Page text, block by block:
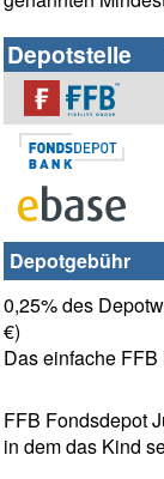
Depotstelle
Depotgebühr
0,25% des
€)
Das einfache
FFB Fondsdepot
in dem das Kind